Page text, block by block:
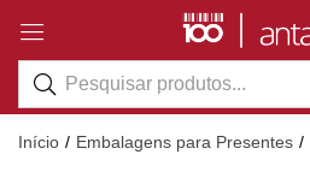
Início Embalagens para Presentes